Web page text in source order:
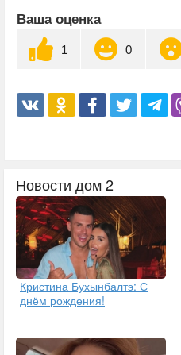
Ваша оценка
1 0
Новости дом 2
Кристина Бухынбалтэ: С
днём рождения!